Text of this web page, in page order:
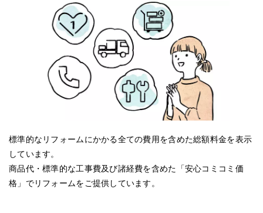
標準的なリフォームにかかる全ての費用を含めた総額料金を表示
しています。
商品代・標準的な工事費及び諸経費を含めた「安心コミコミ価
格」でリフォームをご提供しています。